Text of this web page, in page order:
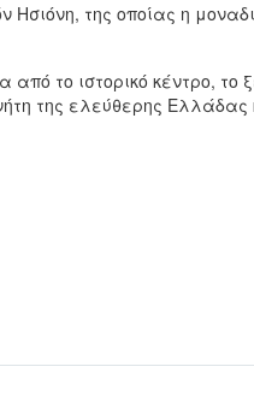
της οποίας η
το ιστορικό κέντρο, το
της ελεύθερης Ελλάδας